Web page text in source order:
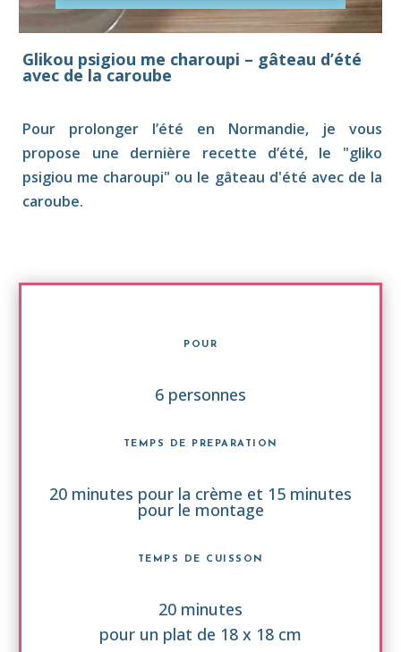
Glikou psigiou me charoupi – gâteau d’été
avec de la caroube
Pour prolonger l’été en Normandie, je vous
propose une dernière recette d’été, le "gliko
psigiou me charoupi" ou le gâteau d'été avec de la
caroube.
POUR
6 personnes
TEMPS DE PREPARATION
20 minutes pour la crème et 15 minutes
pour le montage
TEMPS DE CUISSON
20 minutes
pour un plat de 18 x 18 cm